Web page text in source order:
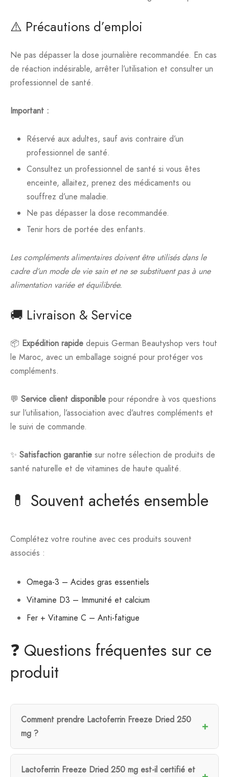
⚠️ Précautions d’emploi
Ne pas dépasser la dose journalière recommandée. En cas
de réaction indésirable, arrêter l’utilisation et consulter un
professionnel de santé.
Important :
Réservé aux adultes, sauf avis contraire d’un
professionnel de santé.
Consultez un professionnel de santé si vous êtes
enceinte, allaitez, prenez des médicaments ou
souffrez d’une maladie.
Ne pas dépasser la dose recommandée.
Tenir hors de portée des enfants.
Les compléments alimentaires doivent être utilisés dans le
cadre d’un mode de vie sain et ne se substituent pas à une
alimentation variée et équilibrée.
🚚 Livraison & Service
📦 Expédition rapide depuis German Beautyshop vers tout
le Maroc, avec un emballage soigné pour protéger vos
compléments.
💬 Service client disponible pour répondre à vos questions
sur l’utilisation, l’association avec d’autres compléments et
le suivi de commande.
✨ Satisfaction garantie sur notre sélection de produits de
santé naturelle et de vitamines de haute qualité.
💊 Souvent achetés ensemble
Complétez votre routine avec ces produits souvent
associés :
Omega-3 – Acides gras essentiels
Vitamine D3 – Immunité et calcium
Fer + Vitamine C – Anti-fatigue
❓ Questions fréquentes sur ce
produit
Comment prendre Lactoferrin Freeze Dried 250
mg ?
Lactoferrin Freeze Dried 250 mg est-il certifié et